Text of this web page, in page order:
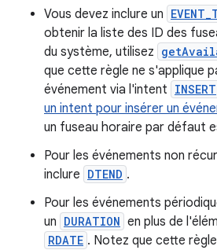
Vous devez inclure un
obtenir la liste des ID des
du système, utilisez
que cette règle ne s'applique
événement via l'intent INSERT
un intent pour insérer un
un fuseau horaire par défaut
Pour les événements non
inclure DTEND .
Pour les événements
un DURATION en plus de
RDATE . Notez que cette